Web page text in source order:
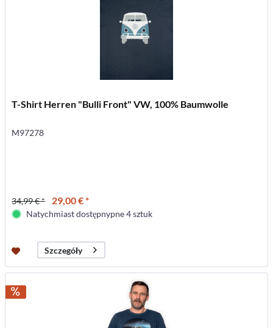
T-Shirt Herren "Bulli Front" VW, 100% Baumwolle
M97278
34,99 € * 29,00 € *
Natychmiast dostępnypne 4 sztuk
Szczegóły